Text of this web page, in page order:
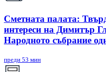
Сметната палата:
интереси на Димитър
Народното събрание
преди 53 мин